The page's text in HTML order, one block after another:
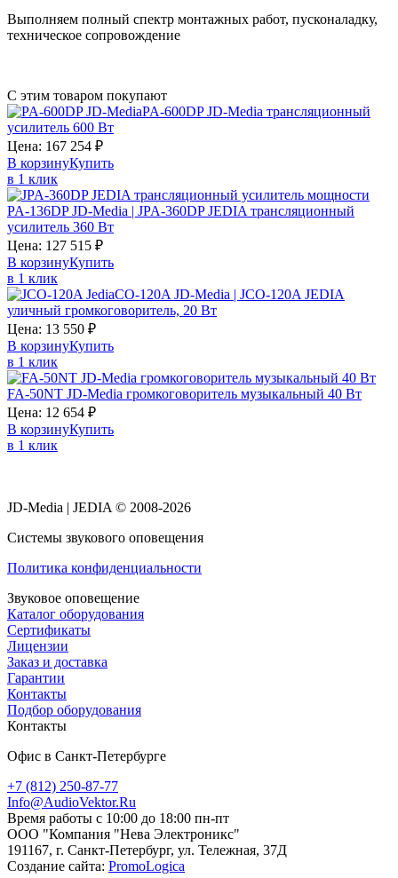
Выполняем полный спектр монтажных работ, пусконаладку,
техническое сопровождение
С этим товаром покупают
PA-600DP JD-Media трансляционный
усилитель 600 Вт
Цена: 167 254 ₽
В корзинуКупить
в 1 клик
PA-136DP JD-Media | JPA-360DP JEDIA трансляционный
усилитель 360 Вт
Цена: 127 515 ₽
В корзинуКупить
в 1 клик
CO-120A JD-Media | JCO-120A JEDIA
уличный громкоговоритель, 20 Вт
Цена: 13 550 ₽
В корзинуКупить
в 1 клик
FA-50NT JD-Media громкоговоритель музыкальный 40 Вт
Цена: 12 654 ₽
В корзинуКупить
в 1 клик
JD-Media | JEDIA © 2008-2026
Системы звукового оповещения
Политика конфиденциальности
Звуковое оповещение
Каталог оборудования
Сертификаты
Лицензии
Заказ и доставка
Гарантии
Контакты
Подбор оборудования
Контакты
Офис в Санкт-Петербурге
+7 (812) 250-87-77
Info@AudioVektor.Ru
Время работы с 10:00 до 18:00 пн-пт
ООО "Компания "Нева Электроникс"
191167, г. Санкт-Петербург, ул. Тележная, 37Д
Создание сайта: PromoLogica